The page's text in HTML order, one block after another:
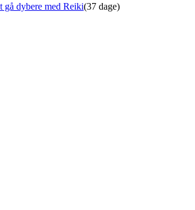
gå dybere med Reiki(37 dage)